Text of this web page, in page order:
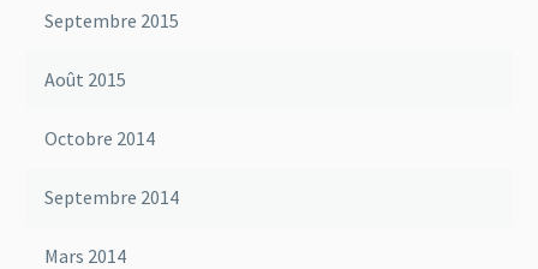
Septembre 2015
Août 2015
Octobre 2014
Septembre 2014
Mars 2014